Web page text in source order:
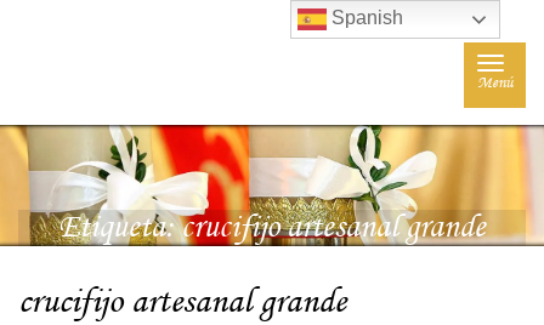
Toggle
Menú
Etiqueta:crucifijo artesanal grande
crucifijo artesanal grande
Spanish